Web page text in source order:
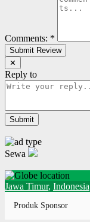
Comments: *
✕
Reply to
Sewa
Jawa Timur, Indonesia
Produk Sponsor